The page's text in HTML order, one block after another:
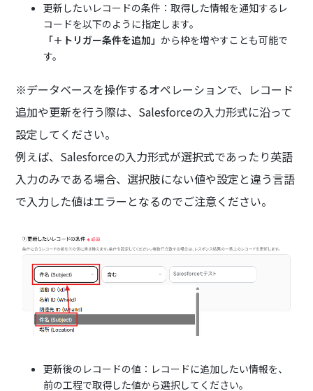
更新したいレコードの条件：取得した情報を通知するレ
コードを以下のように指定します。
「＋トリガー条件を追加」から枠を増やすことも可能で
す。
※データベースを操作するオペレーションで、レコード
追加や更新を行う際は、Salesforceの入力形式に沿って
設定してください。
例えば、Salesforceの入力形式が選択式であったり英語
入力のみである場合、選択肢にない値や設定と違う言語
で入力した値はエラーとなるのでご注意ください。
更新後のレコードの値：レコードに追加したい情報を、
前の工程で取得した値から選択してください。